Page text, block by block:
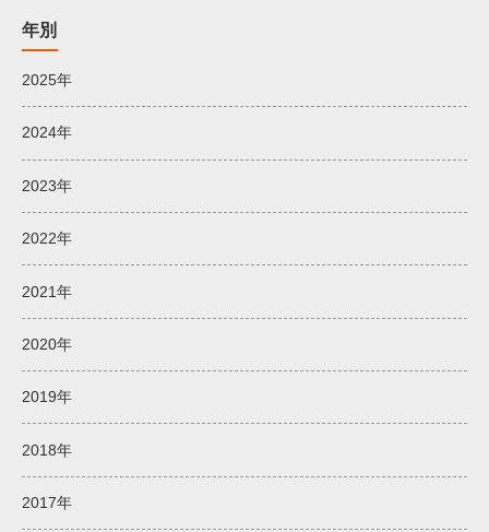
年別
2025年
2024年
2023年
2022年
2021年
2020年
2019年
2018年
2017年